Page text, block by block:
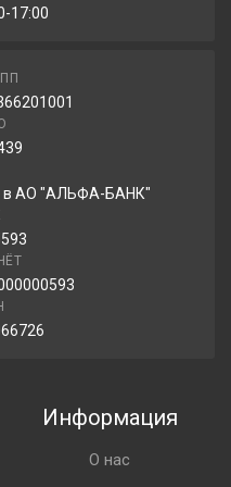
₽
60R15 88T
₽
17:00
в АО "АЛЬФА-БАНК"
Информация
О нас